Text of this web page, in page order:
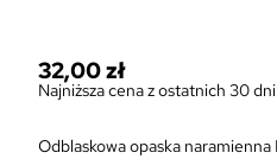
32,00zł
Najniższa cena z ostatnich 30
Odblaskowa opaska